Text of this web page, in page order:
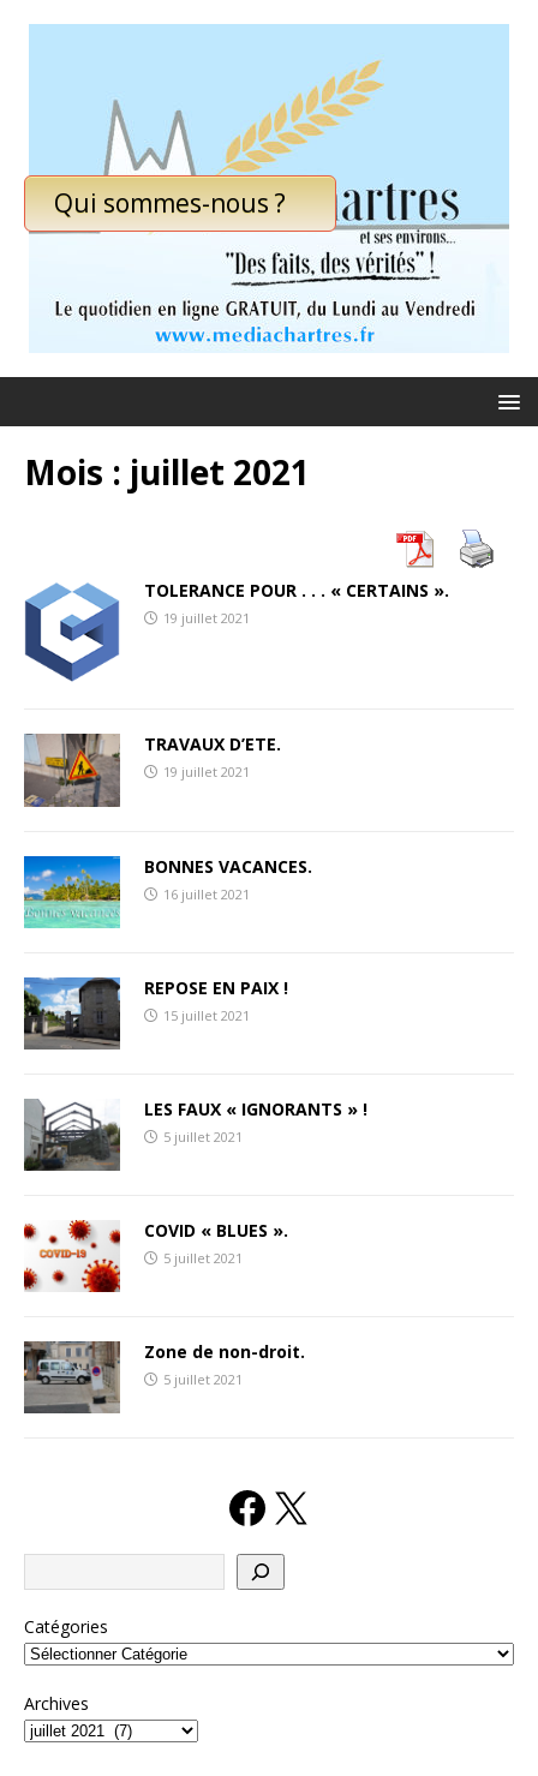
Qui sommes-nous ?
Mois : juillet 2021
TOLERANCE POUR . . . « CERTAINS ».
19 juillet 2021
TRAVAUX D’ETE.
19 juillet 2021
BONNES VACANCES.
16 juillet 2021
REPOSE EN PAIX !
15 juillet 2021
LES FAUX « IGNORANTS » !
5 juillet 2021
COVID « BLUES ».
5 juillet 2021
Zone de non-droit.
5 juillet 2021
Catégories
Archives